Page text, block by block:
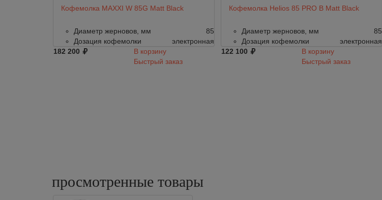
Кофемолка MAXXI W 85G Matt Black
Диаметр жерновов, мм
85
Дозация кофемолки
электронная
182 200
В корзину
Быстрый заказ
Кофемолка Helios 85 PRO B Matt Black
Диаметр жерновов, мм
85
Дозация кофемолки
электронная
122 100
В корзину
Быстрый заказ
просмотренные товары